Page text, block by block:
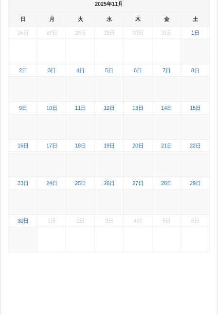
2025年11月
日 月 火 水 木 金 土
26日 27日 28日 29日 30日 31日 1日
2025年10月26日 ビッグアップル秋葉原。2025年11月のカレンダー表示範囲外（対象
2025年10月27日 ビッグアップル秋葉原。2025年11月のカレンダー表示範
2025年10月28日 ビッグアップル秋葉原。2025年11月のカレ
2025年10月29日 ビッグアップル秋葉原。2025年
2025年10月30日 ビッグアップル秋葉
2025年10月31日 ビッグ
2日 3日 4日 5日 6日 7日 8日
9日 10日 11日 12日 13日 14日 15日
16日 17日 18日 19日 20日 21日 22日
23日 24日 25日 26日 27日 28日 29日
30日 1日 2日 3日 4日 5日 6日